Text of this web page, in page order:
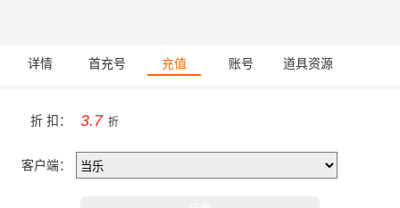
详情 首充号 充值 账号 道具资源
折 扣： 3.7 折
客户端：